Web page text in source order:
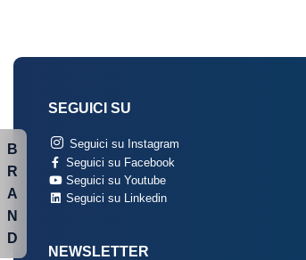
SEGUICI SU
Seguici su Instagram
Seguici su Facebook
Seguici su Youtube
Seguici su Linkedin
NEWSLETTER
B
R
A
N
D